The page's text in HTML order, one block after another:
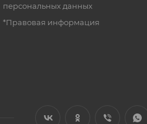
персональных данных
*Правовая информация